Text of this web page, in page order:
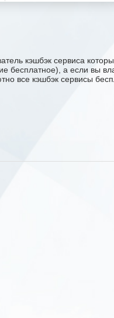
кэшбэк сервиса
бесплатное), а если вы
все кэшбэк сервисы